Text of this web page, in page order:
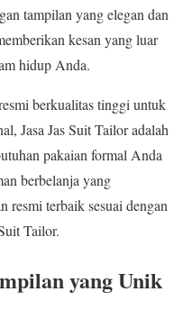
tampilan yang elegan dan
kesan yang luar
hidup Anda.
berkualitas tinggi untuk
Jasa Jas Suit Tailor adalah
pakaian formal Anda
berbelanja yang
resmi terbaik sesuai dengan
Tailor.
yang Unik